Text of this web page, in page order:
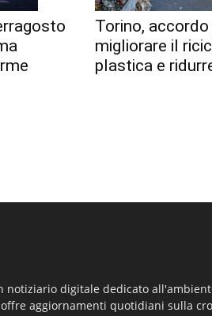
Torino, accordo
migliorare il
plastica e
notiziario digitale dedicato
aggiornamenti quotidiani sulla